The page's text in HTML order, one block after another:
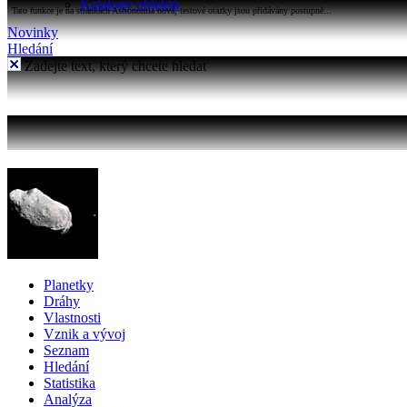
Katalogy objektů
Tato funkce je na stránkách Astronomia nová, testové otázky jsou přidávány postupně...
Novinky
Hledání
Zadejte text, který chcete hledat
Planetky
Dráhy
Vlastnosti
Vznik a vývoj
Seznam
Hledání
Statistika
Analýza